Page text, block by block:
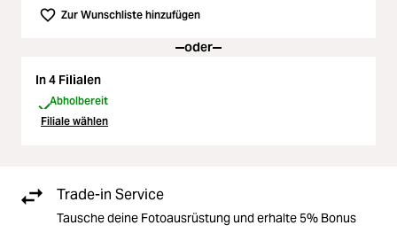
Zur Wunschliste hinzufügen
oder
In 4 Filialen
Abholbereit
Filiale wählen
Trade-in Service
Tausche deine Fotoausrüstung und erhalte 5% Bonus